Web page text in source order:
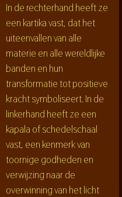
In de rechterhand heeft ze
een kartika vast, dat het
uiteenvallen van alle
materie en alle wereldlijke
banden en hun
transformatie tot positieve
kracht symboliseert. In de
linkerhand heeft ze een
kapala of schedelschaal
vast, een kenmerk van
toornige godheden en
verwijzing naar de
overwinning van het licht